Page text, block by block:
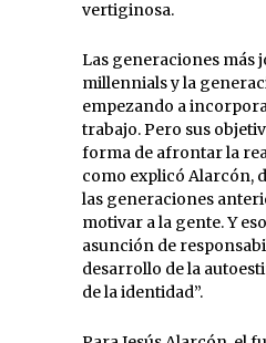
vertiginosa.
Las generaciones más
millennials y la
empezando a
trabajo. Pero sus
forma de afrontar la
como explicó Alarcón,
las generaciones
motivar a la gente. Y
asunción de
desarrollo de la
de la identidad”.